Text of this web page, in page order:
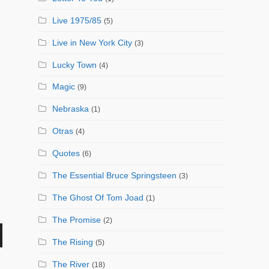
Live 1975/85 (5)
Live in New York City (3)
Lucky Town (4)
Magic (9)
Nebraska (1)
Otras (4)
Quotes (6)
The Essential Bruce Springsteen (3)
The Ghost Of Tom Joad (1)
The Promise (2)
The Rising (5)
The River (18)